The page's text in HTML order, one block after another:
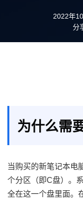
2022年
分
为什么需
当购买的新笔记本电
个分区（即C盘）。
全在这一个盘里面。